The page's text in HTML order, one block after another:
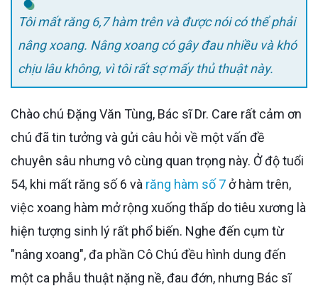
Tôi mất răng 6,7 hàm trên và được nói có thể phải
nâng xoang. Nâng xoang có gây đau nhiều và khó
chịu lâu không, vì tôi rất sợ mấy thủ thuật này.
Chào chú Đặng Văn Tùng, Bác sĩ Dr. Care rất cảm ơn
chú đã tin tưởng và gửi câu hỏi về một vấn đề
chuyên sâu nhưng vô cùng quan trọng này. Ở độ tuổi
54, khi mất răng số 6 và răng hàm số 7ở hàm trên,
việc xoang hàm mở rộng xuống thấp do tiêu xương là
hiện tượng sinh lý rất phổ biến. Nghe đến cụm từ
"nâng xoang", đa phần Cô Chú đều hình dung đến
một ca phẫu thuật nặng nề, đau đớn, nhưng Bác sĩ